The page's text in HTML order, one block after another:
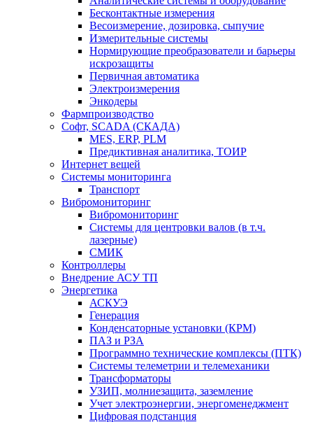
Бесконтактные измерения
Весоизмерение, дозировка, сыпучие
Измерительные системы
Нормирующие преобразователи и барьеры
искрозащиты
Первичная автоматика
Электроизмерения
Энкодеры
Фармпроизводство
Софт, SCADA (СКАДА)
MES, ERP, PLM
Предиктивная аналитика, ТОИР
Интернет вещей
Системы мониторинга
Транспорт
Вибромониторинг
Вибромониторинг
Системы для центровки валов (в т.ч.
лазерные)
СМИК
Контроллеры
Внедрение АСУ ТП
Энергетика
АСКУЭ
Генерация
Конденсаторные установки (КРМ)
ПАЗ и РЗА
Программно технические комплексы (ПТК)
Системы телеметрии и телемеханики
Трансформаторы
УЗИП, молниезащита, заземление
Учет электроэнергии, энергоменеджмент
Цифровая подстанция